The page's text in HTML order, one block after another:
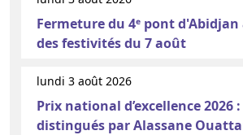
Fermeture du 4ᵉ pont d'Abidjan
des festivités du 7 août
lundi 3 août 2026
Prix national d’excellence 2026
distingués par Alassane